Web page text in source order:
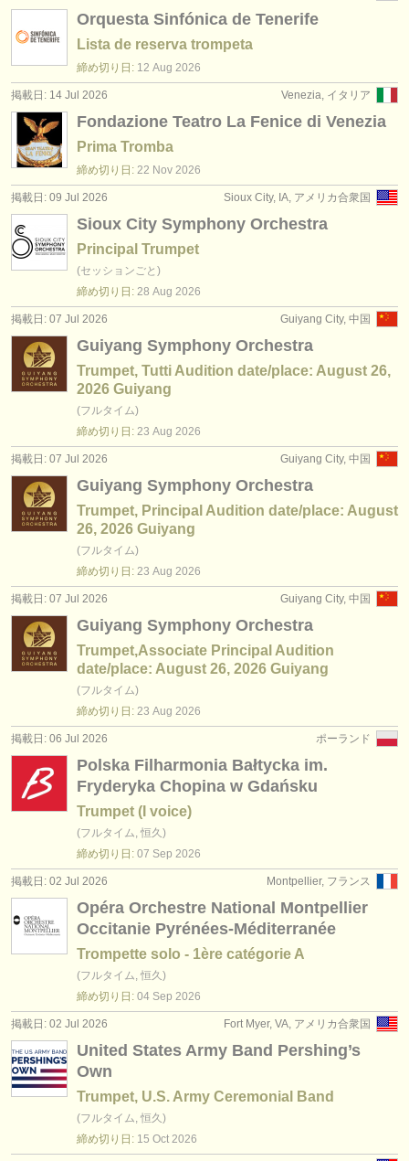
Orquesta Sinfónica de Tenerife
Lista de reserva trompeta
締め切り日: 12 Aug 2026
Venezia, イタリア
掲載日: 14 Jul 2026
Fondazione Teatro La Fenice di Venezia
Prima Tromba
締め切り日: 22 Nov 2026
Sioux City, IA, アメリカ合衆国
掲載日: 09 Jul 2026
Sioux City Symphony Orchestra
Principal Trumpet
(セッションごと)
締め切り日: 28 Aug 2026
Guiyang City, 中国
掲載日: 07 Jul 2026
Guiyang Symphony Orchestra
Trumpet, Tutti Audition date/place: August 26,
2026 Guiyang
(フルタイム)
締め切り日: 23 Aug 2026
Guiyang City, 中国
掲載日: 07 Jul 2026
Guiyang Symphony Orchestra
Trumpet, Principal Audition date/place: August
26, 2026 Guiyang
(フルタイム)
締め切り日: 23 Aug 2026
Guiyang City, 中国
掲載日: 07 Jul 2026
Guiyang Symphony Orchestra
Trumpet,Associate Principal Audition
date/place: August 26, 2026 Guiyang
(フルタイム)
締め切り日: 23 Aug 2026
ポーランド
掲載日: 06 Jul 2026
Polska Filharmonia Bałtycka im.
Fryderyka Chopina w Gdańsku
Trumpet (I voice)
(フルタイム, 恒久)
締め切り日: 07 Sep 2026
Montpellier, フランス
掲載日: 02 Jul 2026
Opéra Orchestre National Montpellier
Occitanie Pyrénées-Méditerranée
Trompette solo - 1ère catégorie A
(フルタイム, 恒久)
締め切り日: 04 Sep 2026
Fort Myer, VA, アメリカ合衆国
掲載日: 02 Jul 2026
United States Army Band Pershing’s
Own
Trumpet, U.S. Army Ceremonial Band
(フルタイム, 恒久)
締め切り日: 15 Oct 2026